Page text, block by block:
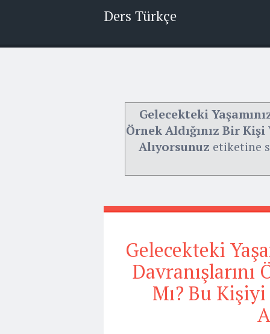
Ders Türkçe
Gelecekteki
Örnek Aldığınız Bir
Alıyorsunuz etiketine
Gelecekteki
Davranışlarını
Mı? Bu